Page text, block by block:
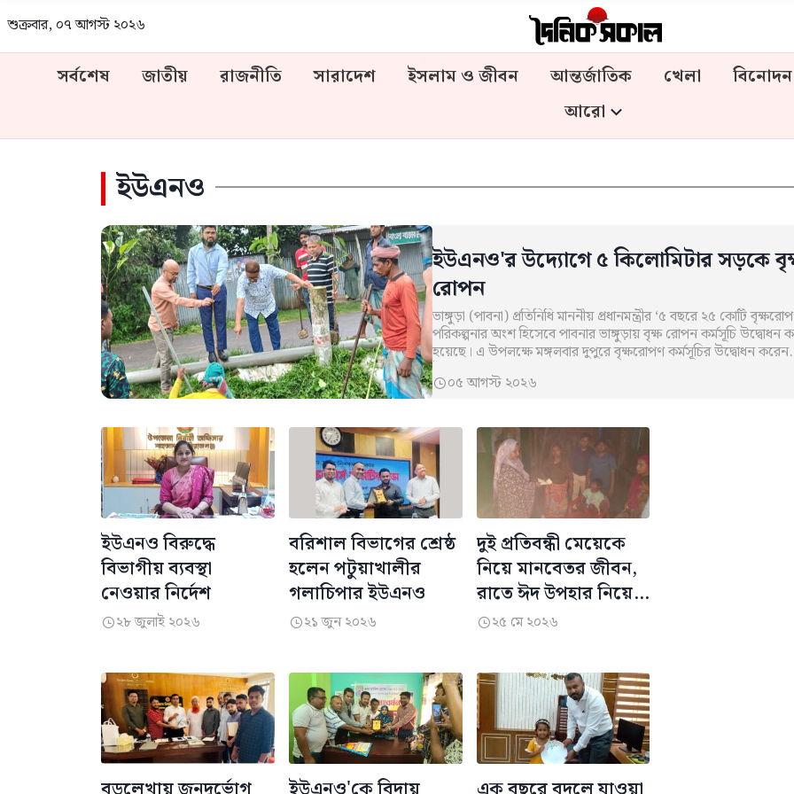
শুক্রবার, ০৭ আগস্ট ২০২৬
সর্বশেষ জাতীয় রাজনীতি সারাদেশ ইসলাম ও জীবন আন্তর্জাতিক খেলা বিনোদন
আরো
ইউএনও
ইউএনও'র উদ্যোগে ৫ কিলোমিটার সড়কে
রোপন
ভাঙ্গুড়া (পাবনা) প্রতিনিধি মাননীয় প্রধানমন্ত্রীর ‘৫ বছরে ২৫ কোটি
পরিকল্পনার অংশ হিসেবে পাবনার ভাঙ্গুড়ায় বৃক্ষ রোপন কর্মসূচি উদ্বোধন
হয়েছে। এ উপলক্ষে মঙ্গলবার দুপুরে বৃক্ষরোপণ কর্মসূচির উদ্বোধন করেন
উপজেলা…
০৫ আগস্ট ২০২৬
ইউএনও বিরুদ্ধে
বিভাগীয় ব্যবস্থা
নেওয়ার নির্দেশ
২৮ জুলাই ২০২৬
বরিশাল বিভাগের শ্রেষ্ঠ
হলেন পটুয়াখালীর
গলাচিপার ইউএনও
২১ জুন ২০২৬
দুই প্রতিবন্ধী মেয়েকে
নিয়ে মানবেতর জীবন,
রাতে ঈদ উপহার নিয়ে
হাজির ইউএনও
২৫ মে ২০২৬